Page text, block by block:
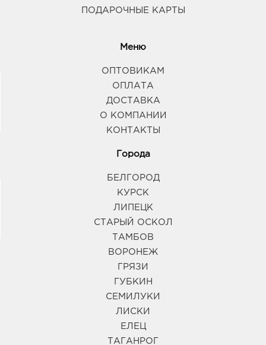
ПОДАРОЧНЫЕ КАРТЫ
Меню
ОПТОВИКАМ
ОПЛАТА
ДОСТАВКА
О КОМПАНИИ
КОНТАКТЫ
Города
БЕЛГОРОД
КУРСК
ЛИПЕЦК
СТАРЫЙ ОСКОЛ
ТАМБОВ
ВОРОНЕЖ
ГРЯЗИ
ГУБКИН
СЕМИЛУКИ
ЛИСКИ
ЕЛЕЦ
ТАГАНРОГ